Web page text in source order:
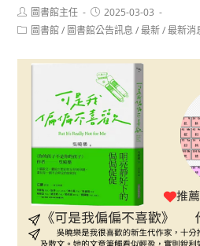
Post
author:
圖書館主任
Post
published:
2025-03-03
Post圖書館 / 圖書館公告訊息 / 最新 / 最新消